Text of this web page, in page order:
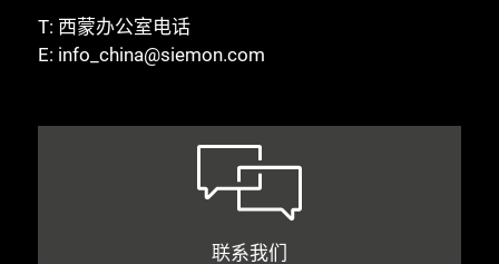
T: 西蒙办公室电话
E: info_china@siemon.com
联系我们